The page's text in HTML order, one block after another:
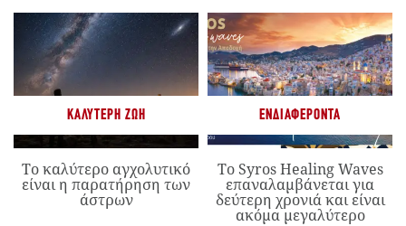
ΚΑΛΎΤΕΡΗ ΖΩΉ
Το καλύτερο αγχολυτικό
είναι η παρατήρηση των
άστρων
ΕΝΔΙΑΦΈΡΟΝΤΑ
Το Syros Healing Waves
επαναλαμβάνεται για
δεύτερη χρονιά και είναι
ακόμα μεγαλύτερο